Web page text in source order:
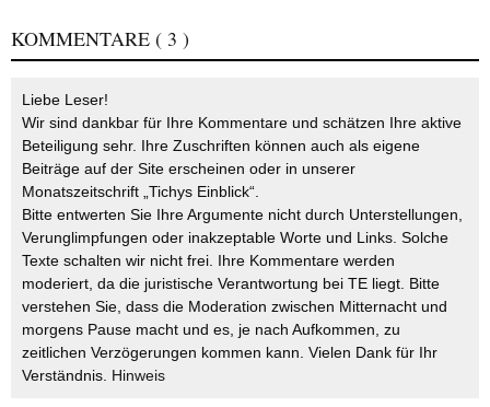
KOMMENTARE ( 3 )
Liebe Leser!
Wir sind dankbar für Ihre Kommentare und schätzen Ihre aktive
Beteiligung sehr. Ihre Zuschriften können auch als eigene
Beiträge auf der Site erscheinen oder in unserer
Monatszeitschrift „Tichys Einblick“.
Bitte entwerten Sie Ihre Argumente nicht durch Unterstellungen,
Verunglimpfungen oder inakzeptable Worte und Links. Solche
Texte schalten wir nicht frei. Ihre Kommentare werden
moderiert, da die juristische Verantwortung bei TE liegt. Bitte
verstehen Sie, dass die Moderation zwischen Mitternacht und
morgens Pause macht und es, je nach Aufkommen, zu
zeitlichen Verzögerungen kommen kann. Vielen Dank für Ihr
Verständnis. Hinweis